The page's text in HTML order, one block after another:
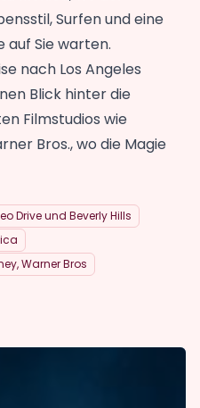
Surfen und eine
Sie warten.
nach Los Angeles
Blick hinter die
Filmstudios wie
Bros., wo die Magie
Drive und Beverly Hills
Warner Bros